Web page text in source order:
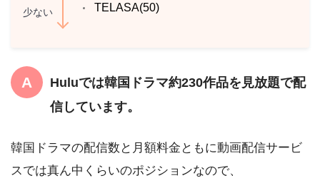
TELASA(50)
少ない
Huluでは韓国ドラマ約230作品を見放題で配
信しています。
韓国ドラマの配信数と月額料金ともに動画配信サービ
スでは真ん中くらいのポジションなので、